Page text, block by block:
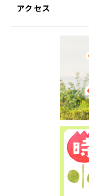
アクセス